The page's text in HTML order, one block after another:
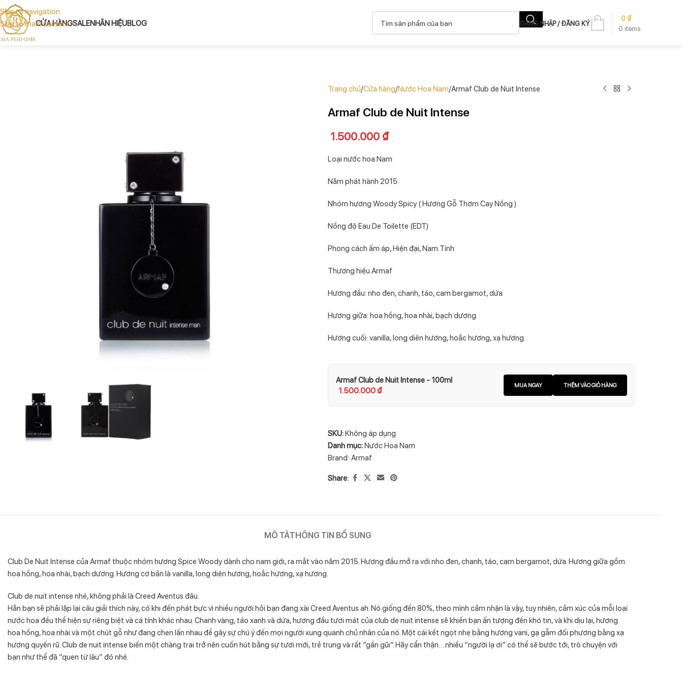
Skip to navigation
Skip to main content
CỬA HÀNGSALENHÃN HIỆUBLOG ĐĂNG NHẬP / ĐĂNG KÝ
0 items
0₫
Trang chủ Cửa hàng Nước Hoa Nam Armaf Club de Nuit Intense
Armaf Club de Nuit Intense
1.500.000 ₫
Loại nước hoa Nam
Năm phát hành 2015
Nhóm hương Woody Spicy ( Hương Gỗ Thơm Cay Nồng )
Nồng độ Eau De Toilette (EDT)
Phong cách ấm áp, Hiện đại, Nam Tính
Thương hiệu Armaf
Hương đầu: nho đen, chanh, táo, cam bergamot, dứa
Hương giữa: hoa hồng, hoa nhài, bạch dương
Hương cuối: vanilla, long diên hương, hoắc hương, xạ hương.
Armaf Club de Nuit Intense - 100ml
1.500.000₫ MUA NGAY THÊM VÀO GIỎ HÀNG
SKU:Không áp dụng
Danh mục:Nước Hoa Nam
Brand: Armaf
Share:
MÔ TẢTHÔNG TIN BỔ SUNG
Club De Nuit Intense của Armaf thuộc nhóm hương Spice Woody dành cho nam giới, ra mắt vào năm 2015. Hương đầu mở ra với nho đen, chanh, táo, cam bergamot, dứa. Hương giữa gồm
hoa hồng, hoa nhài, bạch dương. Hương cơ bản là vanilla, long diên hương, hoắc hương, xạ hương.
Club de nuit intense nhé, không phải là Creed Aventus đâu.
Hẳn bạn sẽ phải lặp lại câu giải thích này, có khi đến phát bực vì nhiều người hỏi bạn đang xài Creed Aventus ah. Nó giống đến 80%, theo mình cảm nhận là vậy, tuy nhiên, cảm xúc của mỗi loại
nước hoa đều thể hiện sự riêng biệt và cá tính khác nhau. Chanh vàng, táo xanh và dứa, hương đầu tươi mát của club de nuit intense sẽ khiến bạn ấn tượng đến khó tin, và khi dịu lại, hương
hoa hồng, hoa nhài và một chút gỗ như đang chen lấn nhau để gây sự chú ý đến mọi người xung quanh chủ nhân của nó. Một cái kết ngọt nhẹ bằng hương vani, gạ gẫm đối phương bằng xạ
hương quyến rũ. Club de nuit intense biến một chàng trai trở nên cuốn hút bằng sự tươi mới, trẻ trung và rất “gần gũi”. Hãy cẩn thận… nhiều “người lạ ơi” có thể sẽ bước tới, trò chuyện với
bạn như thể đã “quen từ lâu” đó nhé.